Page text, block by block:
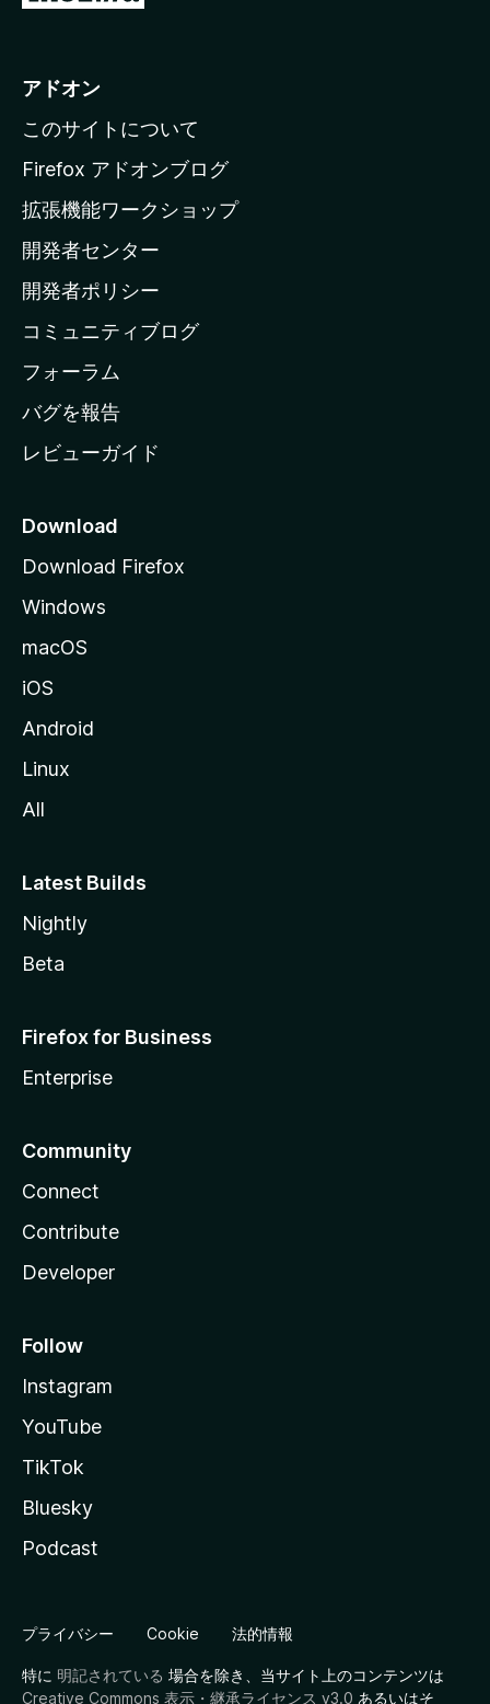
i
l
a
ホ
ー
ム
ー
ジ
へ
アドオン
このサイトについて
Firefox アドオンブログ
拡張機能ワークショップ
開発者センター
開発者ポリシー
コミュニティブログ
フォーラム
バグを報告
レビューガイド
Download
Download Firefox
Windows
macOS
iOS
Android
Linux
All
Latest Builds
Nightly
Beta
Firefox for Business
Enterprise
Community
Connect
Contribute
Developer
Follow
Instagram
YouTube
TikTok
Bluesky
Podcast
プライバシー Cookie 法的情報
特に 明記されている 場合を除き、当サイト上のコンテンツは
Creative Commons 表示・継承ライセンス v3.0 あるいはそ